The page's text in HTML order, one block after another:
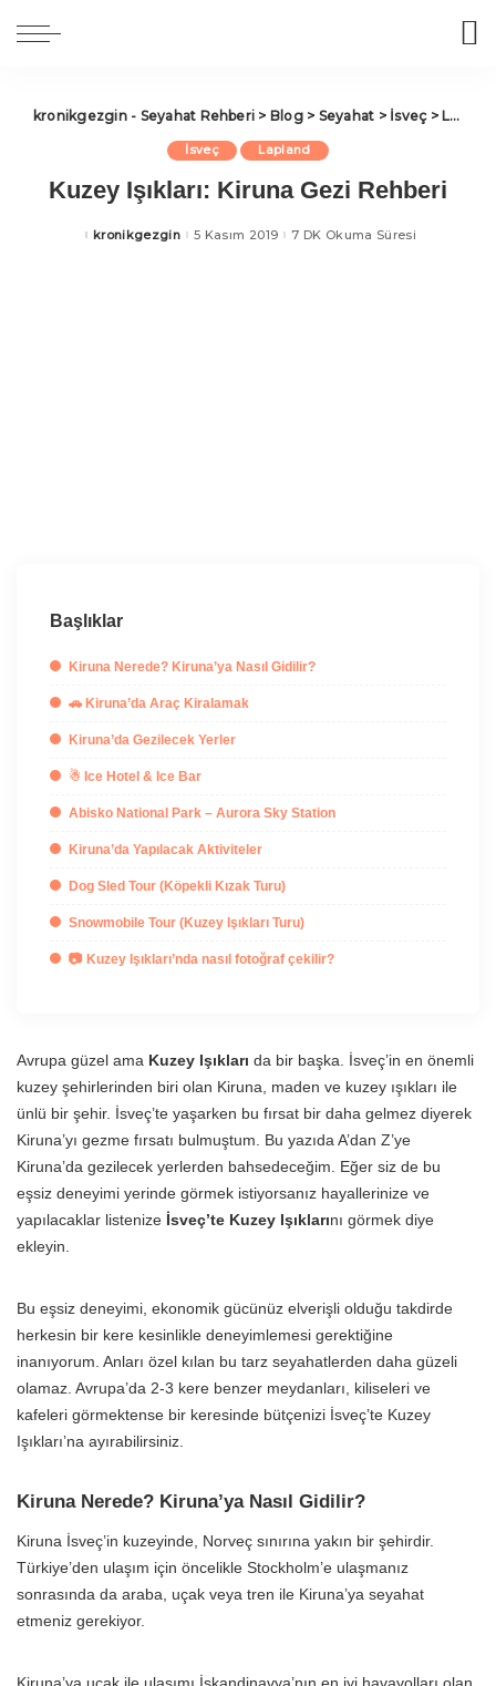
kronikgezgin - Seyahat Rehberi > Blog> Seyahat > İsveç> Lapland
İsveç Lapland
Kuzey Işıkları: Kiruna Gezi Rehberi
Posted
kronikgezgin 5 Kasım 2019 7 DK Okuma Süresi
Başlıklar
Kiruna Nerede? Kiruna’ya Nasıl Gidilir?
🚗 Kiruna’da Araç Kiralamak
Kiruna’da Gezilecek Yerler
☃ Ice Hotel & Ice Bar
Abisko National Park – Aurora Sky Station
Kiruna’da Yapılacak Aktiviteler
Dog Sled Tour (Köpekli Kızak Turu)
Snowmobile Tour (Kuzey Işıkları Turu)
📷 Kuzey Işıkları’nda nasıl fotoğraf çekilir?
Avrupa güzel ama Kuzey Işıkları da bir başka. İsveç’in en önemli
kuzey şehirlerinden biri olan Kiruna, maden ve kuzey ışıkları ile
ünlü bir şehir. İsveç’te yaşarken bu fırsat bir daha gelmez diyerek
Kiruna’yı gezme fırsatı bulmuştum. Bu yazıda A’dan Z’ye
Kiruna’da gezilecek yerlerden bahsedeceğim. Eğer siz de bu
eşsiz deneyimi yerinde görmek istiyorsanız hayallerinize ve
yapılacaklar listenize İsveç’te Kuzey Işıklarını görmek diye
ekleyin.
Bu eşsiz deneyimi, ekonomik gücünüz elverişli olduğu takdirde
herkesin bir kere kesinlikle deneyimlemesi gerektiğine
inanıyorum. Anları özel kılan bu tarz seyahatlerden daha güzeli
olamaz. Avrupa’da 2-3 kere benzer meydanları, kiliseleri ve
kafeleri görmektense bir keresinde bütçenizi İsveç’te Kuzey
Işıkları’na ayırabilirsiniz.
Kiruna Nerede? Kiruna’ya Nasıl Gidilir?
Kiruna İsveç’in kuzeyinde, Norveç sınırına yakın bir şehirdir.
Türkiye’den ulaşım için öncelikle Stockholm’e ulaşmanız
sonrasında da araba, uçak veya tren ile Kiruna’ya seyahat
etmeniz gerekiyor.